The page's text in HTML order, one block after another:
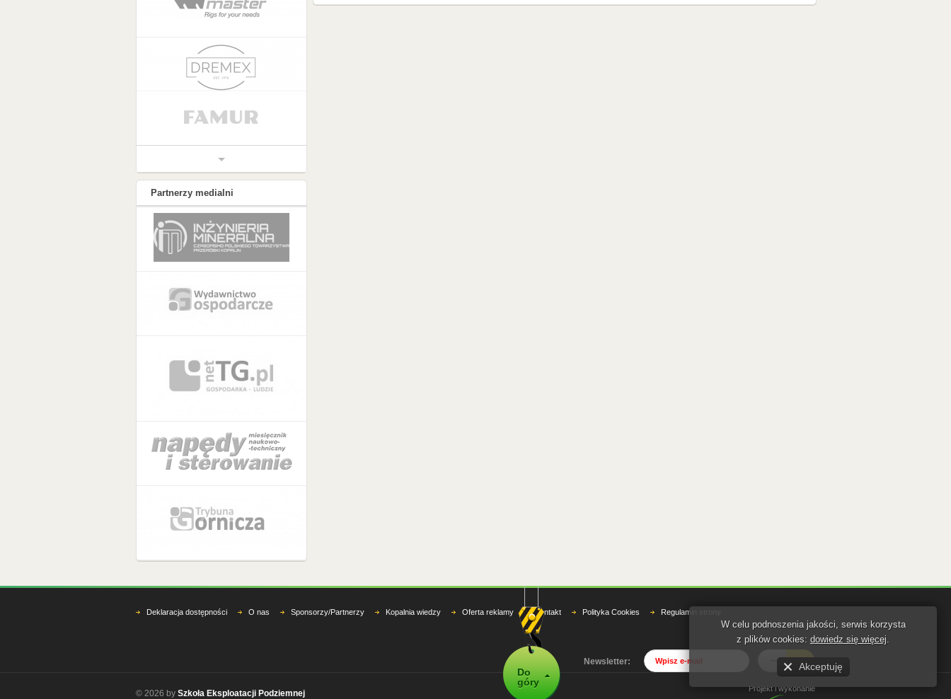
Partnerzy medialni
Do
góry
Deklaracja dostępności O nas Sponsorzy/Partnerzy Kopalnia wiedzy Oferta reklamy Kontakt Polityka Cookies Regulamin strony
Newsletter:
© 2026 by Szkoła Eksploatacji Podziemnej Projekt i wykonanie
W celu podnoszenia jakości, serwis korzysta
z plików cookies: dowiedz się więcej.
Akceptuję